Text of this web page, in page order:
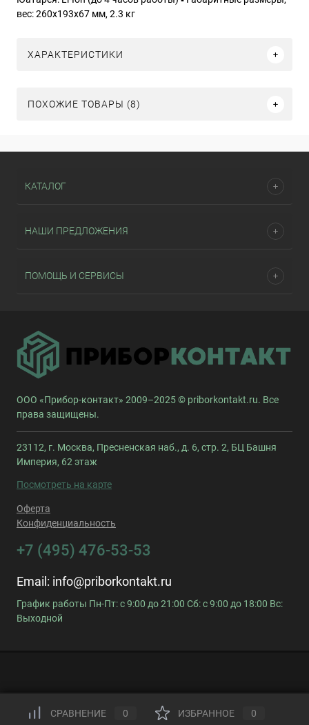
вес: 260х193х67 мм, 2.3 кг
ХАРАКТЕРИСТИКИ
ПОХОЖИЕ ТОВАРЫ (8)
КАТАЛОГ
НАШИ ПРЕДЛОЖЕНИЯ
ПОМОЩЬ И СЕРВИСЫ
ООО «Прибор-контакт» 2009–2025 © priborkontakt.ru. Все
права защищены.
23112, г. Москва, Пресненская наб., д. 6, стр. 2, БЦ Башня
Империя, 62 этаж
Посмотреть на карте
Оферта
Конфиденциальность
+7 (495) 476-53-53
Email: info@priborkontakt.ru
График работы Пн-Пт: с 9:00 до 21:00 Сб: с 9:00 до 18:00 Вс:
Выходной
СРАВНЕНИЕ 0 ИЗБРАННОЕ 0